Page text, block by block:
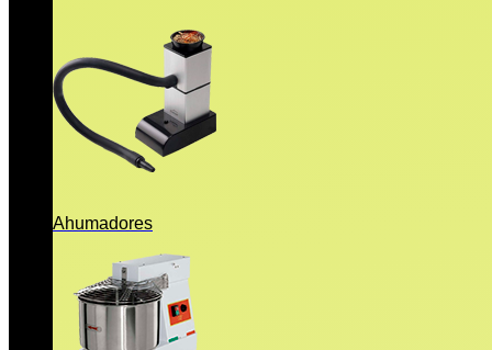
Ahumadores